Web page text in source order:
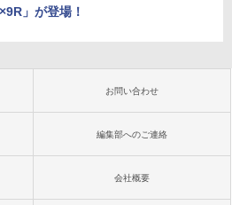
」が登場！
お問い合わせ
編集部へのご連絡
会社概要